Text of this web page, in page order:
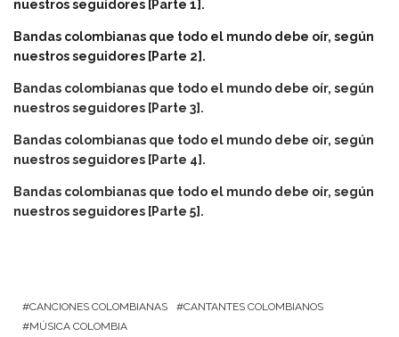
nuestros seguidores [Parte 1].
Bandas colombianas que todo el mundo debe oír, según
nuestros seguidores [Parte 2].
Bandas colombianas que todo el mundo debe oír, según
nuestros seguidores [Parte 3].
Bandas colombianas que todo el mundo debe oír, según
nuestros seguidores [Parte 4].
Bandas colombianas que todo el mundo debe oír, según
nuestros seguidores [Parte 5].
CANCIONES COLOMBIANAS
CANTANTES COLOMBIANOS
MÚSICA COLOMBIA